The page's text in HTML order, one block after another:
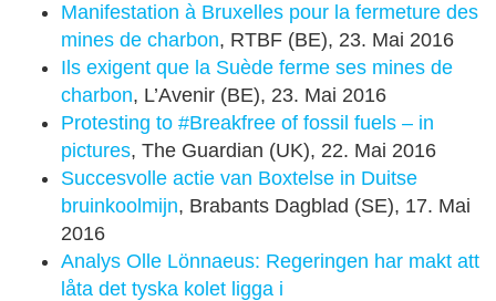
Manifestation à Bruxelles pour la fermeture des
mines de charbon, RTBF (BE), 23. Mai 2016
Ils exigent que la Suède ferme ses mines de
charbon, L’Avenir (BE), 23. Mai 2016
Protesting to #Breakfree of fossil fuels – in
pictures, The Guardian (UK), 22. Mai 2016
Succesvolle actie van Boxtelse in Duitse
bruinkoolmijn, Brabants Dagblad (SE), 17. Mai
2016
Analys Olle Lönnaeus: Regeringen har makt att
låta det tyska kolet ligga i